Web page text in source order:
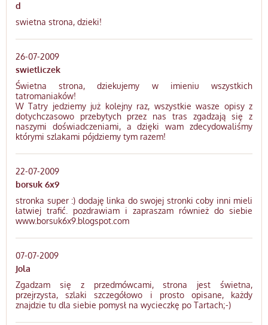
d
swietna strona, dzieki!
26-07-2009
swietliczek
Świetna strona, dziekujemy w imieniu wszystkich
tatromaniaków!
W Tatry jedziemy już kolejny raz, wszystkie wasze opisy z
dotychczasowo przebytych przez nas tras zgadzają się z
naszymi doświadczeniami, a dzięki wam zdecydowaliśmy
którymi szlakami pójdziemy tym razem!
22-07-2009
borsuk 6x9
stronka super :) dodaję linka do swojej stronki coby inni mieli
łatwiej trafić. pozdrawiam i zapraszam również do siebie
www.borsuk6x9.blogspot.com
07-07-2009
Jola
Zgadzam się z przedmówcami, strona jest świetna,
przejrzysta, szlaki szczegółowo i prosto opisane, każdy
znajdzie tu dla siebie pomysł na wycieczkę po Tartach;-)